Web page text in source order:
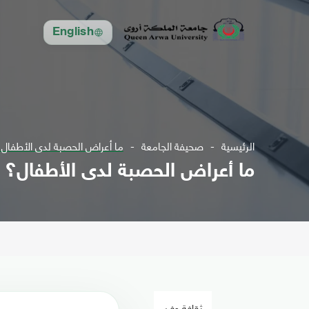
English
الرئيسية صحيفة الجامعة ما أعراض الحصبة لدى
ما أعراض الحصبة لدى الأطفال؟